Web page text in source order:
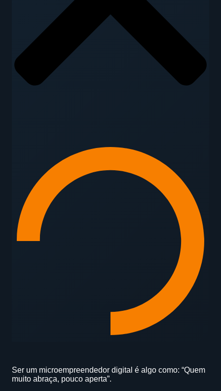
Ser um microempreendedor digital é algo como: “Quem
muito abraça, pouco aperta”.